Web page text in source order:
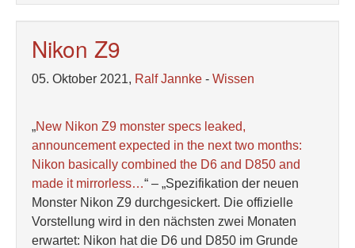
Nikon Z9
05. Oktober 2021, Ralf Jannke - Wissen
„New Nikon Z9 monster specs leaked,
announcement expected in the next two months:
Nikon basically combined the D6 and D850 and
made it mirrorless…“ – „Spezifikation der neuen
Monster Nikon Z9 durchgesickert. Die offizielle
Vorstellung wird in den nächsten zwei Monaten
erwartet: Nikon hat die D6 und D850 im Grunde